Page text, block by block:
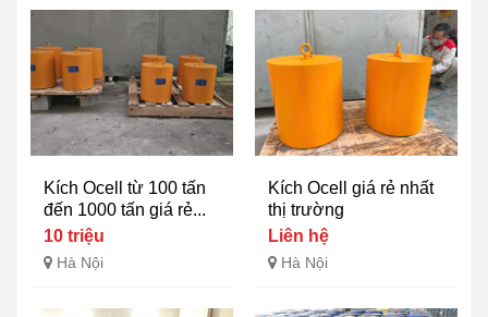
Kích Ocell từ 100 tấn
đến 1000 tấn giá rẻ...
10 triệu
Hà Nội
Kích Ocell giá rẻ nhất
thị trường
Liên hệ
Hà Nội